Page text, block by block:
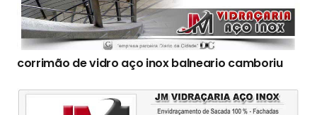
corrimão de vidro aço inox balneario camboriu